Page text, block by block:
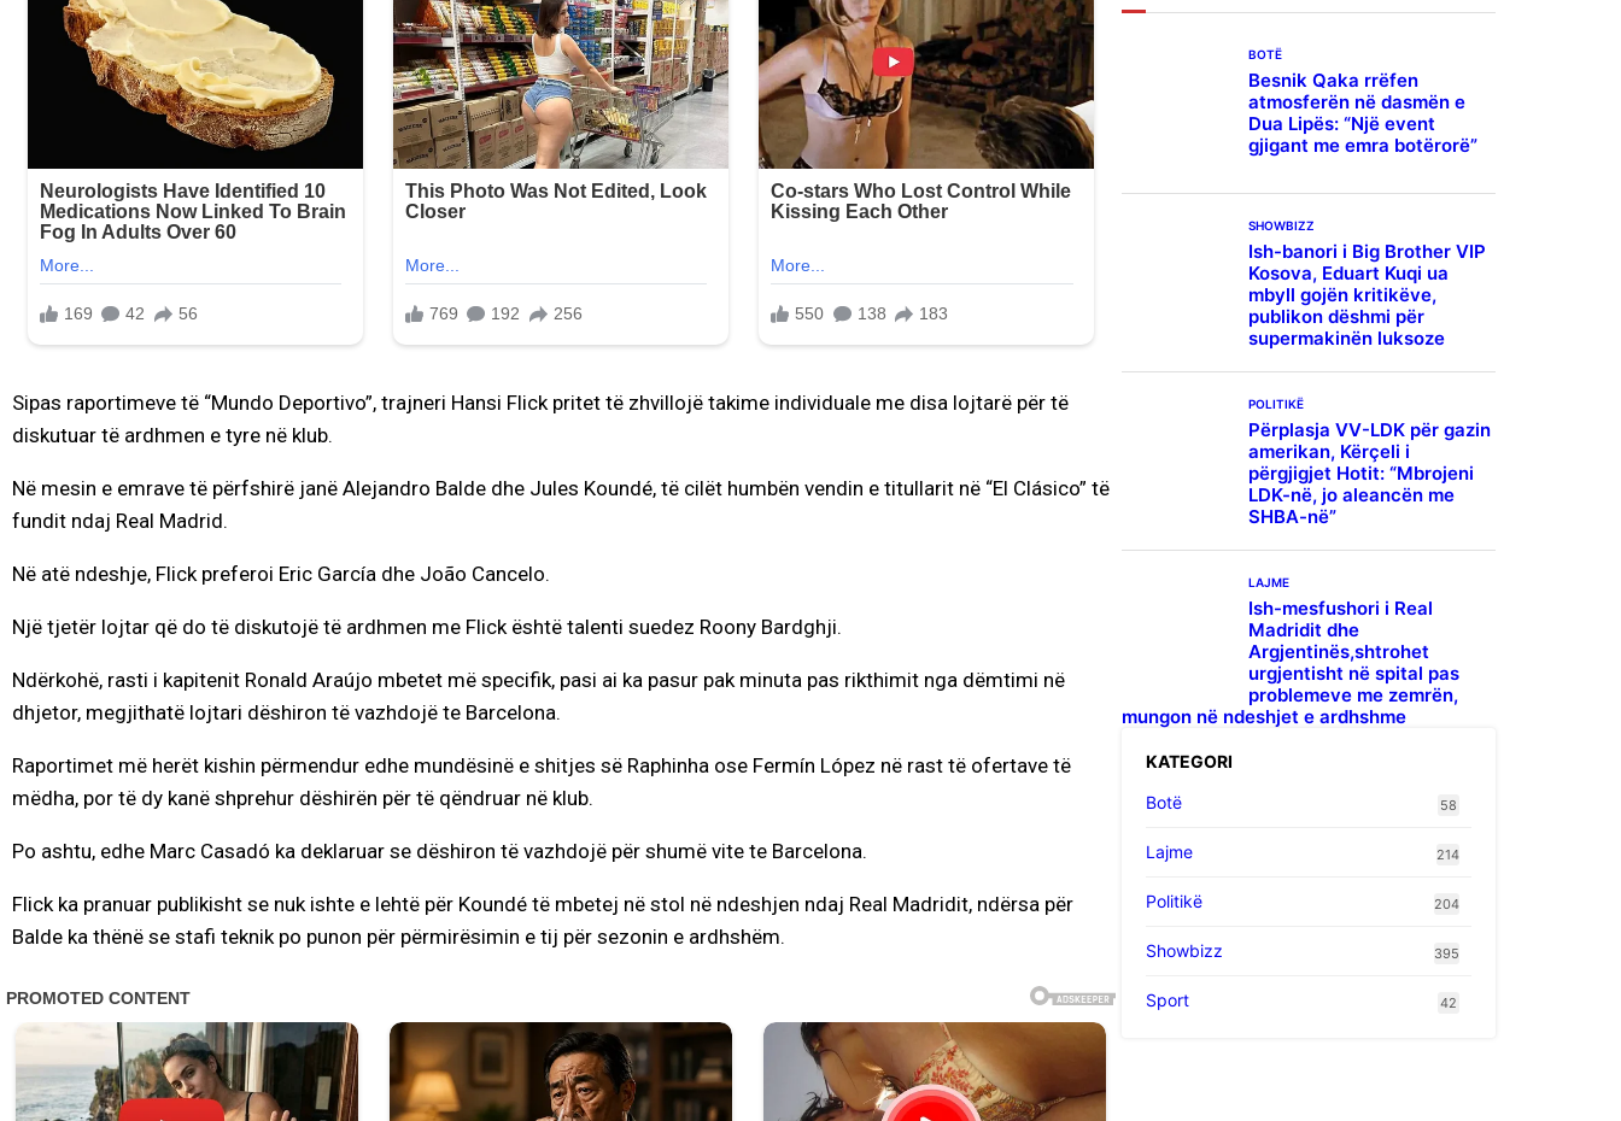
Sipas raportimeve të “Mundo Deportivo”, trajneri Hansi Flick pritet të zhvillojë takime individuale me disa lojtarë për të
diskutuar të ardhmen e tyre në klub.
Në mesin e emrave të përfshirë janë Alejandro Balde dhe Jules Koundé, të cilët humbën vendin e titullarit në “El Clásico” të
fundit ndaj Real Madrid.
Në atë ndeshje, Flick preferoi Eric García dhe João Cancelo.
Një tjetër lojtar që do të diskutojë të ardhmen me Flick është talenti suedez Roony Bardghji.
Ndërkohë, rasti i kapitenit Ronald Araújo mbetet më specifik, pasi ai ka pasur pak minuta pas rikthimit nga dëmtimi në
dhjetor, megjithatë lojtari dëshiron të vazhdojë te Barcelona.
Raportimet më herët kishin përmendur edhe mundësinë e shitjes së Raphinha ose Fermín López në rast të ofertave të
mëdha, por të dy kanë shprehur dëshirën për të qëndruar në klub.
Po ashtu, edhe Marc Casadó ka deklaruar se dëshiron të vazhdojë për shumë vite te Barcelona.
Flick ka pranuar publikisht se nuk ishte e lehtë për Koundé të mbetej në stol në ndeshjen ndaj Real Madridit, ndërsa për
Balde ka thënë se stafi teknik po punon për përmirësimin e tij për sezonin e ardhshëm.
BOTË
Besnik Qaka rrëfen
atmosferën në dasmën e
Dua Lipës: “Një event
gjigant me emra botërorë”
SHOWBIZZ
Ish-banori i Big Brother VIP
Kosova, Eduart Kuqi ua
mbyll gojën kritikëve,
publikon dëshmi për
supermakinën luksoze
POLITIKË
Përplasja VV-LDK për gazin
amerikan, Kërçeli i
përgjigjet Hotit: “Mbrojeni
LDK-në, jo aleancën me
SHBA-në”
LAJME
Ish-mesfushori i Real
Madridit dhe
Argjentinës,shtrohet
urgjentisht në spital pas
problemeve me zemrën,
mungon në ndeshjet e ardhshme
KATEGORI
Botë
58
Lajme 214
Politikë 204
Showbizz 395
Sport 42